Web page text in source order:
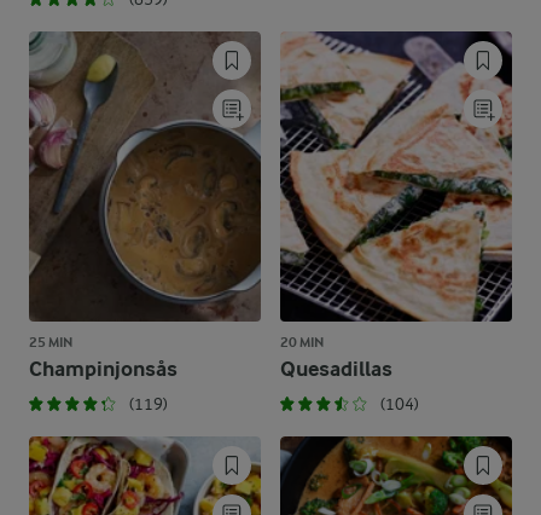
25 MIN
Champinjonsås
(119)
20 MIN
Quesadillas
(104)